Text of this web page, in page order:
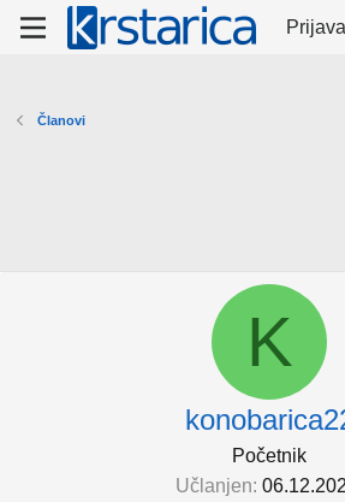
Prijava
Članovi
K
Početnik
Učlanjen